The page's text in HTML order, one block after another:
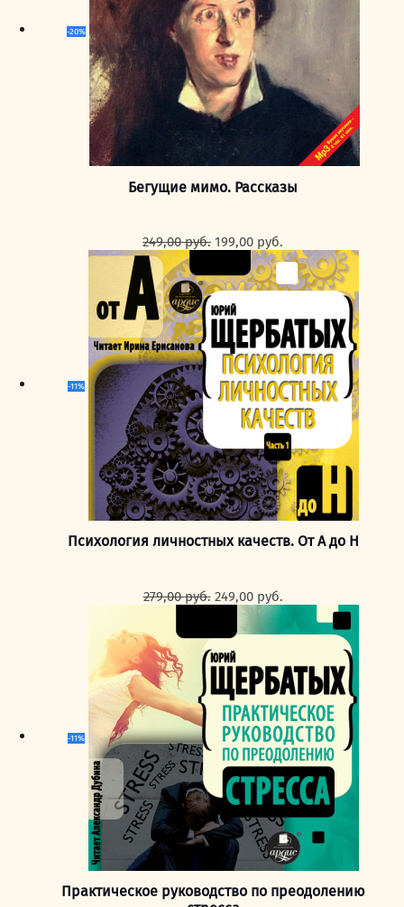
-20%
Бегущие мимо. Рассказы
249,00руб. Первоначальная
составляла
249,00 руб..
199,00 руб.
цена:
199,00 руб..
-11%
Психология личностных качеств. От А до Н
279,00руб. Первоначальная
279,00 руб..
249,00 руб.
цена:
249,00 руб..
-11%
Практическое руководство по преодолению